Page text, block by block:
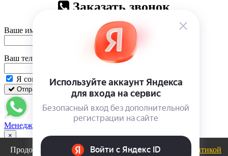
Заказать звонок
Ваше имя
Ваш телефон
Я согласен наобработку персональных данных
Отправить Закрыть
Менеджер
×
Продолжая использовать сайт, вы соглашаетесь с
политикой